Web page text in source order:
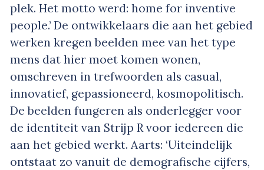
plek. Het motto werd: home for inventive
people.’ De ontwikkelaars die aan het gebied
werken kregen beelden mee van het type
mens dat hier moet komen wonen,
omschreven in trefwoorden als casual,
innovatief, gepassioneerd, kosmopolitisch.
De beelden fungeren als onderlegger voor
de identiteit van Strijp R voor iedereen die
aan het gebied werkt. Aarts: ‘Uiteindelijk
ontstaat zo vanuit de demografische cijfers,